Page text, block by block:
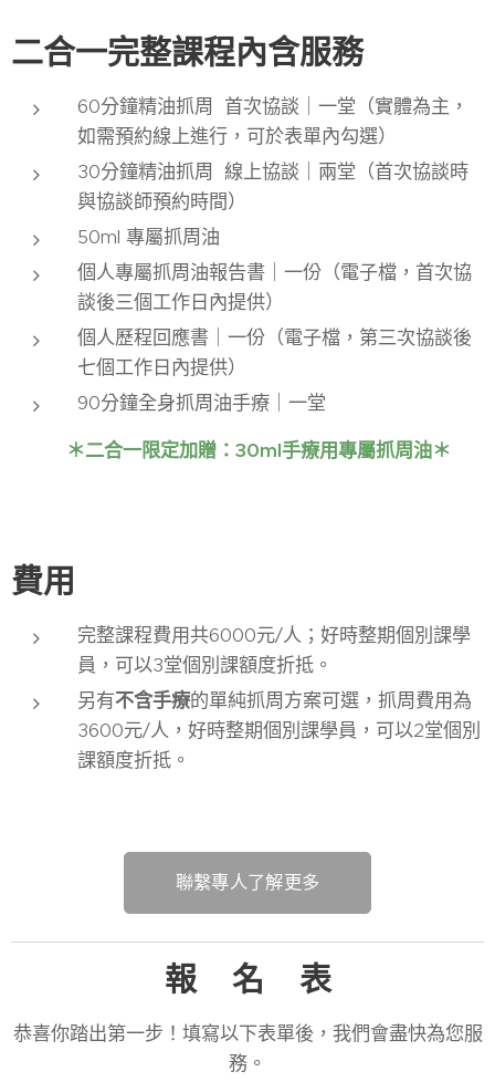
二合一完整課程內含服務
60分鐘精油抓周 首次協談｜一堂（實體為主，
如需預約線上進行，可於表單內勾選）
30分鐘精油抓周 線上協談｜兩堂（首次協談時
與協談師預約時間）
50ml 專屬抓周油
個人專屬抓周油報告書｜一份（電子檔，首次協
談後三個工作日內提供）
個人歷程回應書｜一份（電子檔，第三次協談後
七個工作日內提供）
90分鐘全身抓周油手療｜一堂
＊二合一限定加贈：30ml手療用專屬抓周油＊
費用
完整課程費用共6000元/人；好時整期個別課學
員，可以3堂個別課額度折抵。
另有不含手療的單純抓周方案可選，抓周費用為
3600元/人，好時整期個別課學員，可以2堂個別
課額度折抵。
聯繫專人了解更多
報 名 表
恭喜你踏出第一步！填寫以下表單後，我們會盡快為您服
務。